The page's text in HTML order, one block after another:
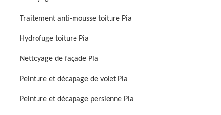
Traitement anti-mousse toiture Pia
Hydrofuge toiture Pia
Nettoyage de façade Pia
Peinture et décapage de volet Pia
Peinture et décapage persienne Pia